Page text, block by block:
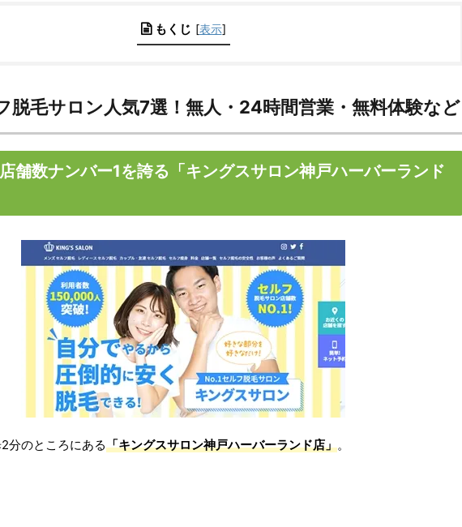
もくじ [表示]
脱毛サロン人気7選！無人・24時間営業・無料体験など
舗数ナンバー1を誇る「キングスサロン神戸ハーバーランド
分のところにある「キングスサロン神戸ハーバーランド店」。